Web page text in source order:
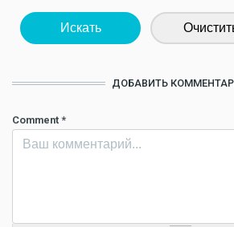
Искать
ДОБАВИТЬ
Comment *